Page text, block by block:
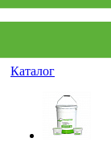
Каталог